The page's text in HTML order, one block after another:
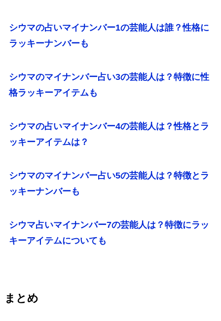
シウマの占いマイナンバー1の芸能人は誰？性格に
ラッキーナンバーも
シウマのマイナンバー占い3の芸能人は？特徴に性
格ラッキーアイテムも
シウマの占いマイナンバー4の芸能人は？性格とラ
ッキーアイテムは？
シウマのマイナンバー占い5の芸能人は？特徴とラ
ッキーナンバーも
シウマ占いマイナンバー7の芸能人は？特徴にラッ
キーアイテムについても
まとめ